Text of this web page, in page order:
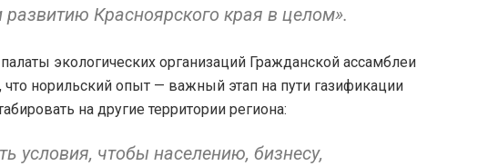
Красноярского края в целом».
экологических организаций Гражданской ассамблеи
что норильский опыт — важный этап на пути газификации
на другие территории региона:
условия, чтобы населению, бизнесу,